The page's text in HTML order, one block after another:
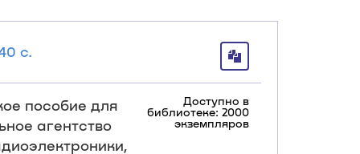
с.
пособие для
агентство
Доступно в
библиотеке: 2000
экземпляров